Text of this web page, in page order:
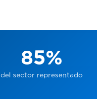
85%
del sector representado